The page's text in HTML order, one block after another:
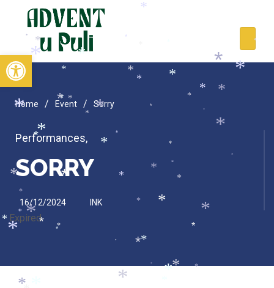
Open toolbar
Home / Event / Sorry
Performances,
SORRY
16/12/2024 INK
Expired
*
*
*
*
*
*
*
*
*
*
*
*
*
*
*
*
*
*
*
*
*
*
*
*
*
*
*
*
*
*
*
*
*
*
*
*
*
*
*
*
*
*
*
*
*
*
*
*
*
*
*
*
*
*
*
*
*